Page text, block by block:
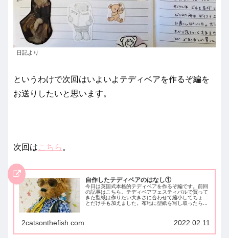
日記より
というわけで次回はいよいよテディベアを作るぞ編を
お送りしたいと思います。
次回はこちら 。
自作したテディベアのはなし①
今日は英国式本格的テディベアを作るぞ編です。前回
の記事はこちら。テディベアフェスティバルで買って
きた型紙は作りたい大きさに合わせて縮小してちょっ
とだけ手も加えました。布地に型紙を写し取ったら...
2catsonthefish.com 2022.02.11